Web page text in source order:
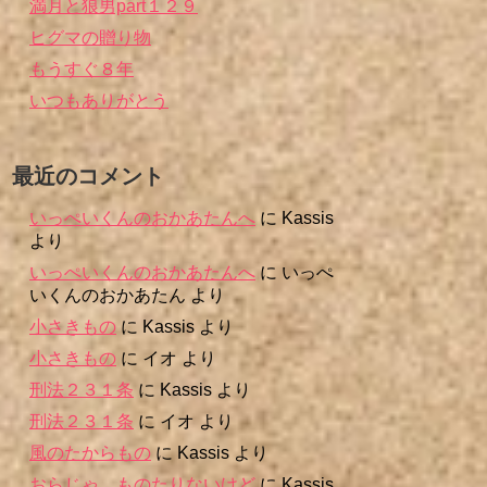
満月と狼男part１２９
ヒグマの贈り物
もうすぐ８年
いつもありがとう
最近のコメント
いっぺいくんのおかあたんへ に Kassis
より
いっぺいくんのおかあたんへ に いっぺ
いくんのおかあたん より
小さきもの に Kassis より
小さきもの に イオ より
刑法２３１条 に Kassis より
刑法２３１条 に イオ より
風のたからもの に Kassis より